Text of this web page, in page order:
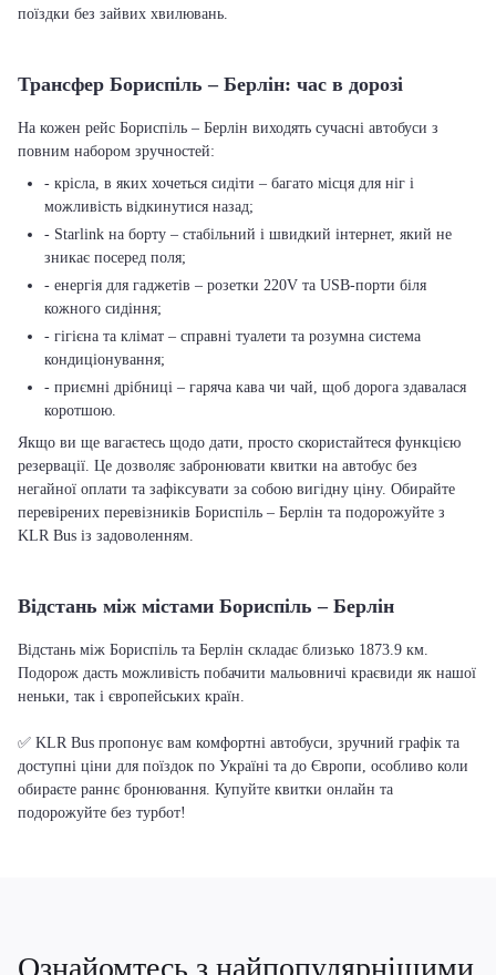
поїздки без зайвих хвилювань.
Трансфер Бориспіль – Берлін: час в дорозі
На кожен рейс Бориспіль – Берлін виходять сучасні автобуси з
повним набором зручностей:
- крісла, в яких хочеться сидіти – багато місця для ніг і
можливість відкинутися назад;
- Starlink на борту – стабільний і швидкий інтернет, який не
зникає посеред поля;
- енергія для гаджетів – розетки 220V та USB-порти біля
кожного сидіння;
- гігієна та клімат – справні туалети та розумна система
кондиціонування;
- приємні дрібниці – гаряча кава чи чай, щоб дорога здавалася
коротшою.
Якщо ви ще вагаєтесь щодо дати, просто скористайтеся функцією
резервації. Це дозволяє забронювати квитки на автобус без
негайної оплати та зафіксувати за собою вигідну ціну. Обирайте
перевірених перевізників Бориспіль – Берлін та подорожуйте з
KLR Bus із задоволенням.
Відстань між містами Бориспіль – Берлін
Відстань між Бориспіль та Берлін складає близько 1873.9 км.
Подорож дасть можливість побачити мальовничі краєвиди як нашої
неньки, так і європейських країн.
✅ KLR Bus пропонує вам комфортні автобуси, зручний графік та
доступні ціни для поїздок по Україні та до Європи, особливо коли
обираєте раннє бронювання. Купуйте квитки онлайн та
подорожуйте без турбот!
Ознайомтесь з найпопулярнішими